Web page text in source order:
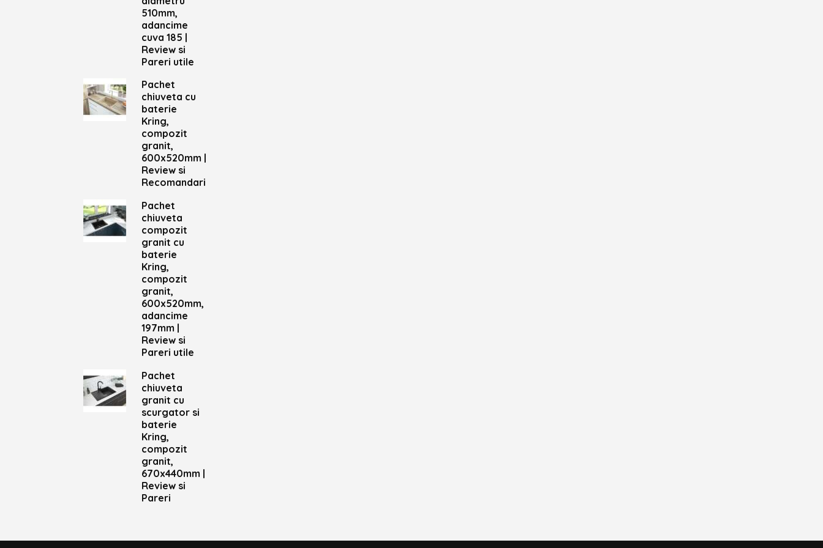
510mm,
adancime
cuva 185 |
Review si
Pareri utile
Pachet
chiuveta cu
baterie
Kring,
compozit
granit,
600x520mm |
Review si
Recomandari
Pachet
chiuveta
compozit
granit cu
baterie
Kring,
compozit
granit,
600x520mm,
adancime
197mm |
Review si
Pareri utile
Pachet
chiuveta
granit cu
scurgator si
baterie
Kring,
compozit
granit,
670x440mm |
Review si
Pareri